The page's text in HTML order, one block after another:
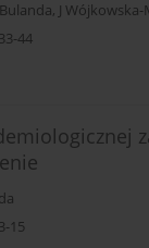
, J Wójkowska-
44
15